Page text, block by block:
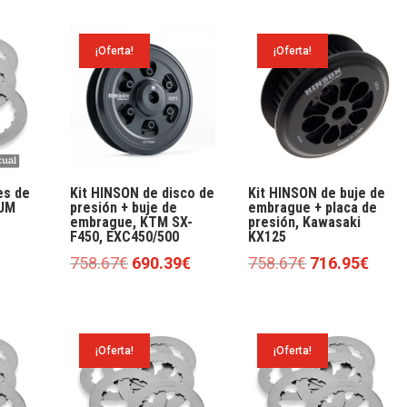
era:
8.47€.5.72€.
era:
9.00€.
es:
6.60€.
de
¡Oferta!
Kit HINSON de disco de
presión + buje de
embrague, KTM SX-
F450, EXC450/500
758.67€ El
era:
758.67€.
690.39€El
690.39€.
¡Oferta!
Kit HINSON de buje de
embrague + placa de
presión, Kawasaki
KX125
758.67€ El
era:
758.67€.
716.95€El
¡Oferta! ¡Oferta!